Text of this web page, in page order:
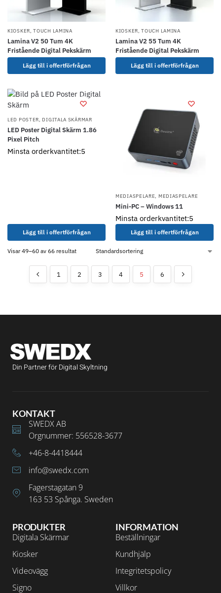
KIOSKER,TOUCH LAMINA
Lamina V2 50 Tum 4K
Fristående Digital Pekskärm
Lägg till i offertförfrågan
KIOSKER,TOUCH LAMINA
Lamina V2 55 Tum 4K
Fristående Digital Pekskärm
Lägg till i offertförfrågan
LED POSTER, DIGITALA SKÄRMAR
LED Poster Digital Skärm 1.86
Pixel Pitch
Minsta orderkvantitet:5
Lägg till i offertförfrågan
MEDIASPELARE, MEDIASPELARE
Mini-PC – Windows 11
Minsta orderkvantitet:5
Lägg till i offertförfrågan
Visar 49–60 av 66 resultat
1 2 3 4 5 6
Din Partner för Digital Skyltning
INFORMATION
Beställningar
Kundhjälp
Integritetspolicy
Villkor
PRODUKTER
Digitala Skärmar
Kiosker
Videovägg
Signo
KONTAKT
SWEDX AB
Orgnummer: 556528-3677
+46-8-4418444
info@swedx.com
Fagerstagatan 9
163 53 Spånga. Sweden